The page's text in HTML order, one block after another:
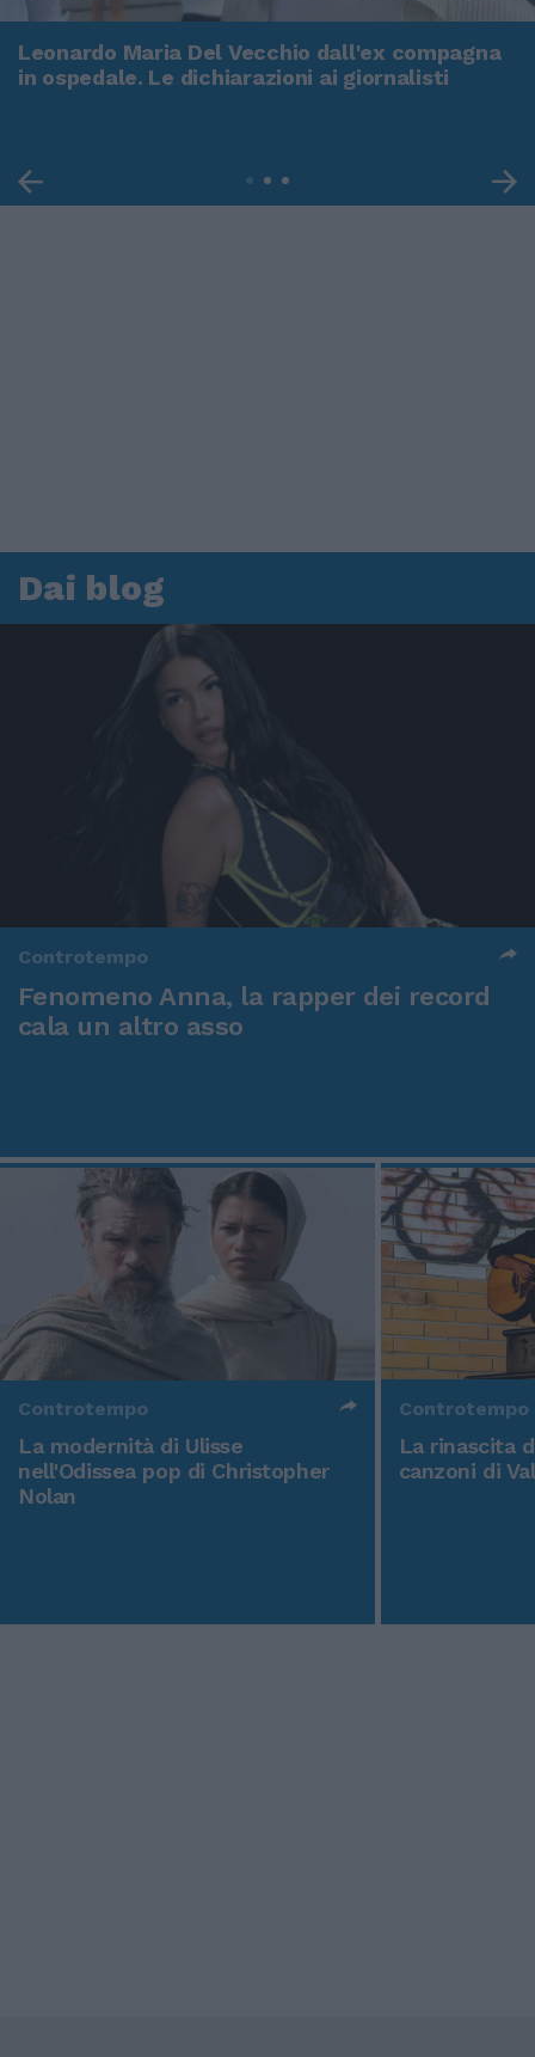
Leonardo Maria Del Vecchio dall'ex compagna
in ospedale. Le dichiarazioni ai giornalisti
Dai blog
Controtempo
Fenomeno Anna, la rapper dei record
cala un altro asso
Controtempo
La modernità di Ulisse
nell'Odissea pop di Christopher
Nolan
Controtempo
La rinascita
canzoni di